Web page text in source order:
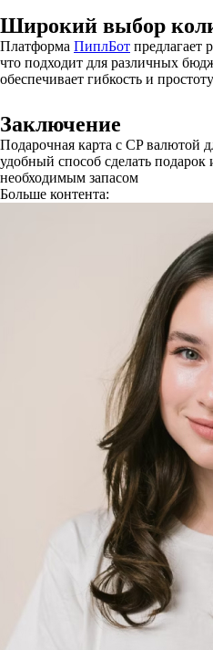
Широкий выбор
Платформа ПиплБот предлагает
что подходит для различных
обеспечивает гибкость и
Заключение
Подарочная карта с CP валютой
удобный способ сделать подарок
необходимым запасом
Больше контента: